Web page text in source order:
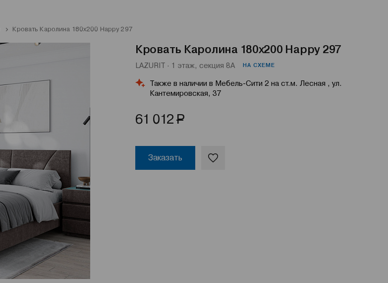
Кровать Каролина 180x200 Happy 297
Кровать Каролина 180x200 Happy 297
LAZURIT · 1 этаж, секция 8А НА СХЕМЕ
Также в наличии в Мебель-Сити 2 на ст.м. Лесная , ул.
Кантемировская, 37
61 012 Р
Заказать